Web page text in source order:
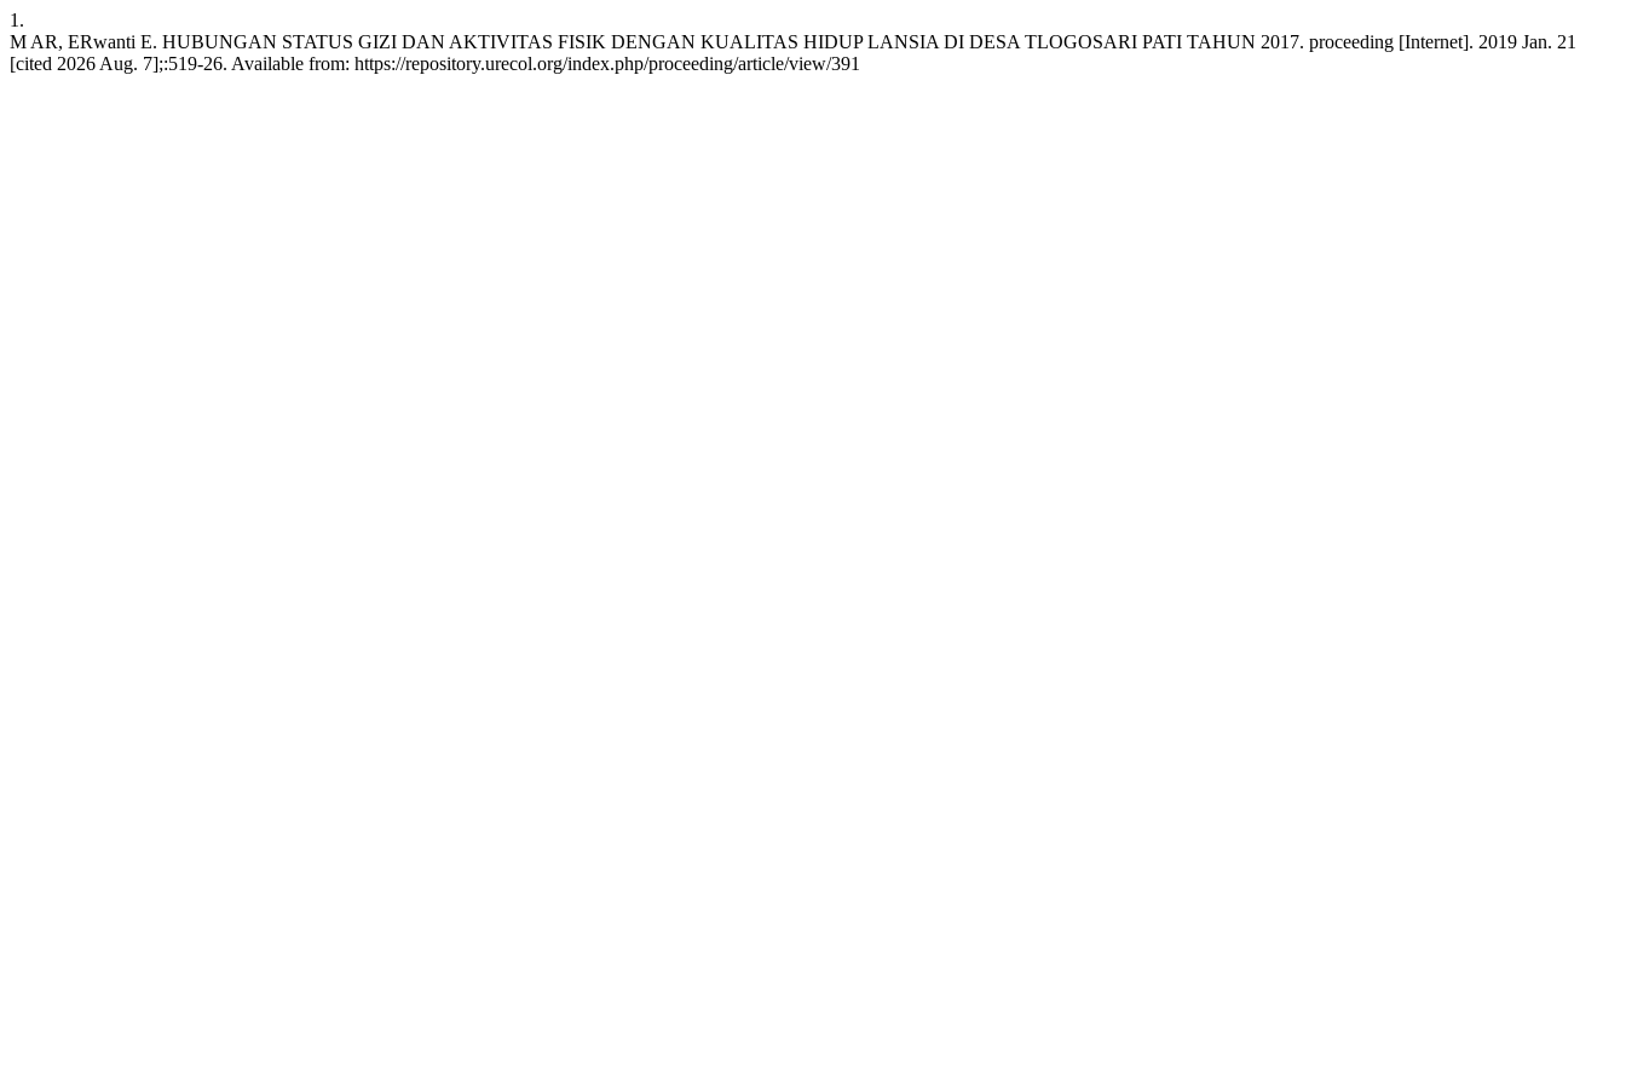
1.
M AR, ERwanti E. HUBUNGAN STATUS GIZI DAN AKTIVITAS FISIK DENGAN KUALITAS HIDUP LANSIA DI DESA TLOGOSARI PATI TAHUN 2017. proceeding [Internet]. 2019 Jan. 21
[cited 2026 Aug. 7];:519-26. Available from: https://repository.urecol.org/index.php/proceeding/article/view/391